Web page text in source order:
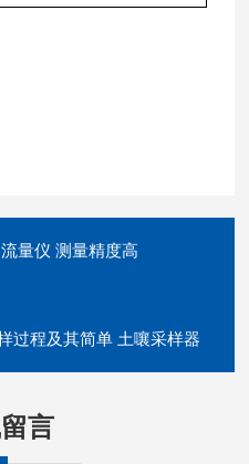
量仪 测量精度高
过程及其简单 土嚷采样器
言